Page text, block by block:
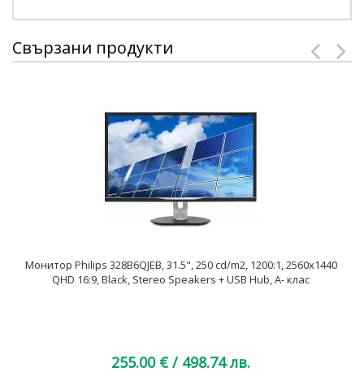
Свързани продукти
Монитор Philips 328B6QJEB, 31.5", 250 cd/m2, 1200:1, 2560x1440
QHD 16:9, Black, Stereo Speakers + USB Hub, A- клас
255.00 € / 498.74 лв.